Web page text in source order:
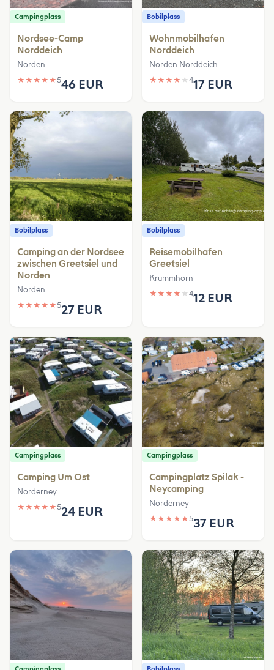
Campingplass
Nordsee-Camp
Norddeich
Norden
★ ★ ★ ★ ★546 EUR
Bobilplass
Wohnmobilhafen
Norddeich
Norden Norddeich
★ ★ ★ ★ ★ 417 EUR
Bobilplass
Camping an der Nordsee
zwischen Greetsiel und
Norden
Norden
★ ★ ★ ★ ★527 EUR
Bobilplass
Reisemobilhafen
Greetsiel
Krummhörn
★ ★ ★ ★ ★ 412 EUR
Campingplass
Camping Um Ost
Norderney
★ ★ ★ ★ ★524 EUR
Campingplass
Campingplatz Spilak -
Neycamping
Norderney
★ ★ ★ ★ ★537 EUR